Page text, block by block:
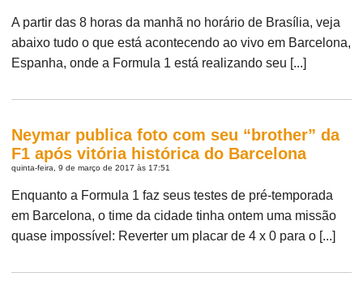
A partir das 8 horas da manhã no horário de Brasília, veja
abaixo tudo o que está acontecendo ao vivo em Barcelona,
Espanha, onde a Formula 1 está realizando seu [...]
Neymar publica foto com seu “brother” da
F1 após vitória histórica do Barcelona
quinta-feira, 9 de março de 2017 às 17:51
Enquanto a Formula 1 faz seus testes de pré-temporada
em Barcelona, o time da cidade tinha ontem uma missão
quase impossível: Reverter um placar de 4 x 0 para o [...]